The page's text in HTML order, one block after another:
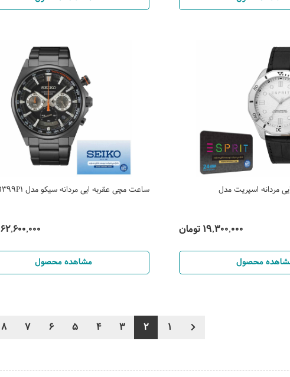
مردانه اسپریت مدل
19,300,000 تومان
محصول
ساعت مچی عقربه ایی مردانه سیکو مدل SSB399P1
62,600,000 تومان
مشاهده محصول
1
2
3
4
5
6
7
8